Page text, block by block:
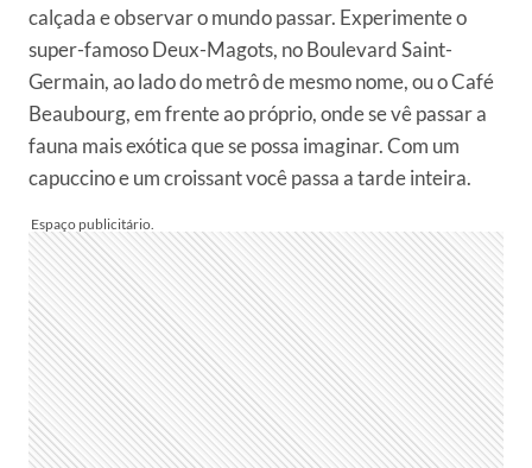
calçada e observar o mundo passar. Experimente o
super-famoso Deux-Magots, no Boulevard Saint-
Germain, ao lado do metrô de mesmo nome, ou o Café
Beaubourg, em frente ao próprio, onde se vê passar a
fauna mais exótica que se possa imaginar. Com um
capuccino e um croissant você passa a tarde inteira.